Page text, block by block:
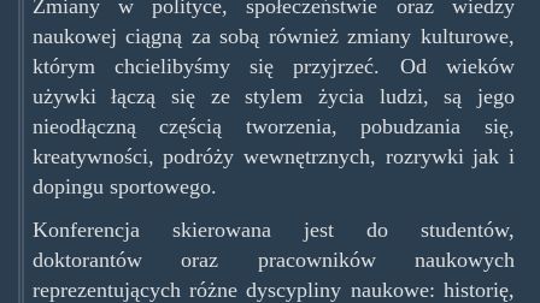
Zmiany w polityce, społeczeństwie oraz wiedzy
naukowej ciągną za sobą również zmiany kulturowe,
którym chcielibyśmy się przyjrzeć. Od wieków
używki łączą się ze stylem życia ludzi, są jego
nieodłączną częścią tworzenia, pobudzania się,
kreatywności, podróży wewnętrznych, rozrywki jak i
dopingu sportowego.
Konferencja skierowana jest do studentów,
doktorantów oraz pracowników naukowych
reprezentujących różne dyscypliny naukowe: historię,